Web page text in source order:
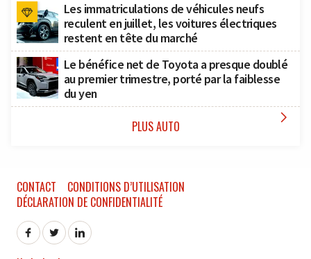
Les immatriculations de véhicules neufs
reculent en juillet, les voitures électriques
restent en tête du marché
Le bénéfice net de Toyota a presque doublé
au premier trimestre, porté par la faiblesse
du yen
PLUS AUTO 
CONTACT
CONDITIONS D’UTILISATION
DÉCLARATION DE CONFIDENTIALITÉ